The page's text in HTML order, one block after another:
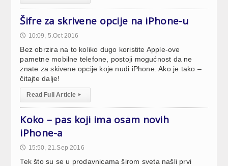
Šifre za skrivene opcije na iPhone-u
🕔 10:09, 5.Oct 2016
Bez obrzira na to koliko dugo koristite Apple-ove
pametne mobilne telefone, postoji mogućnost da ne
znate za skivene opcije koje nudi iPhone. Ako je tako –
čitajte dalje!
Read Full Article ▸
Koko – pas koji ima osam novih
iPhone-a
🕔 15:50, 21.Sep 2016
Tek što su se u prodavnicama širom sveta našli prvi